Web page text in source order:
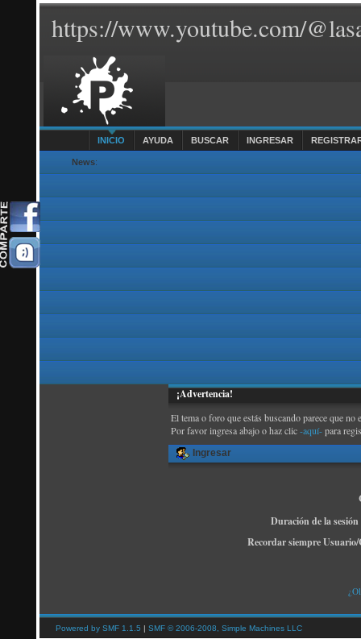
https://www.youtube.com/
INICIO AYUDA BUSCAR INGRESAR
News:
¡Advertencia!
El tema o foro que estás buscando parece que
Por favor ingresa abajo o haz clic-aquí-para
Ingresar
Duración de la
Recordar siempre
Powered by SMF 1.1.5 | SMF © 2006-2008, Simple Machines LLC